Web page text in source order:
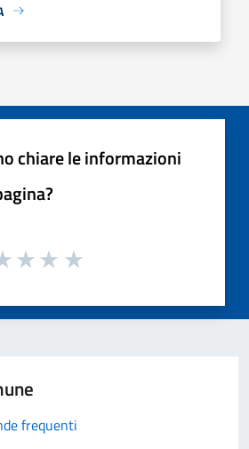
chiare le informazioni
frequenti